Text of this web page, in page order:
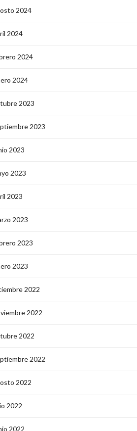
2024
2024
2024
2024
2023
2023
2023
2023
2023
2023
2023
2023
2022
2022
2022
2022
2022
2022
2022